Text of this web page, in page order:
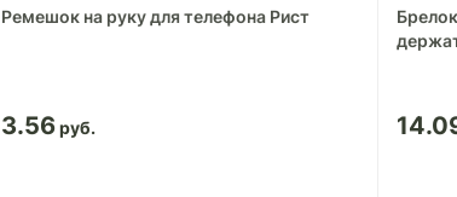
Ремешок на руку для телефона Рист
3.56